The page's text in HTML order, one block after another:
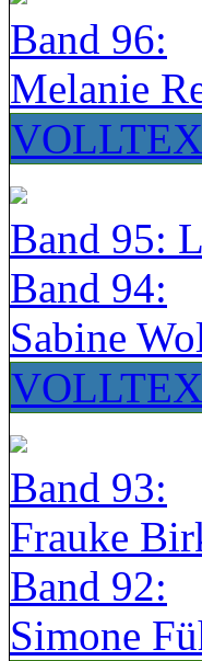
Band 96:
Melanie
Band 95:
Band 94:
Sabine
Band 93:
Frauke
Band 92:
Simone